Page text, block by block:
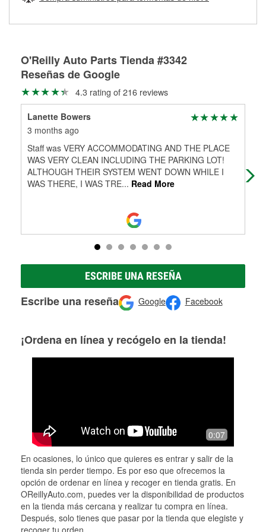
partes de reemplazo correctas para tu reparación.
O'Reilly Auto Parts Tienda #3342
Reseñas de Google
4.3 rating of 216 reviews
Lanette Bowers
3 months ago
Staff was VERY ACCOMMODATING AND THE PLACE
WAS VERY CLEAN INCLUDING THE PARKING LOT!
ALTHOUGH THEIR SYSTEM WENT DOWN WHILE I
WAS THERE, I WAS TRE... Read More
ESCRIBE UNA RESEÑA
Escribe una reseña Google Facebook
¡Ordena en línea y recógelo en la tienda!
0:07
En ocasiones, lo único que quieres es entrar y salir de la
tienda sin perder tiempo. Es por eso que ofrecemos la
opción de ordenar en línea y recoger en tienda gratis. En
OReillyAuto.com, puedes ver la disponibilidad de productos
en la tienda más cercana y realizar tu compra en línea.
Después, solo tienes que pasar por la tienda que elegiste y
recoger tu orden.